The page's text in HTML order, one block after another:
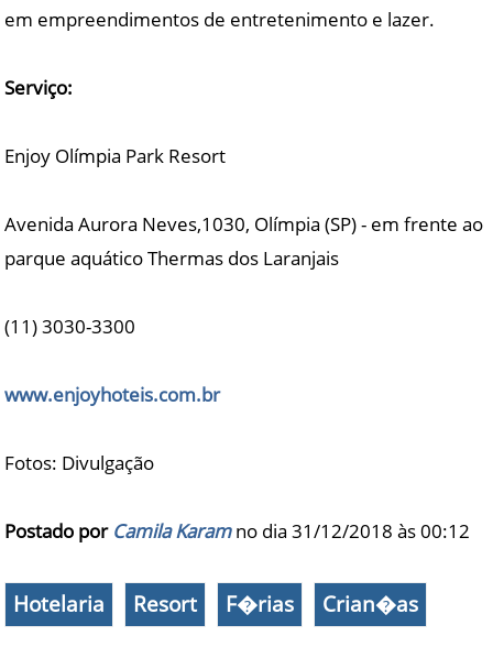
em empreendimentos de entretenimento e lazer.
Serviço:
Enjoy Olímpia Park Resort
Avenida Aurora Neves,1030, Olímpia (SP) - em frente ao
parque aquático Thermas dos Laranjais
(11) 3030-3300
www.enjoyhoteis.com.br
Fotos: Divulgação
Postado por Camila Karamno dia 31/12/2018 às00:12
Hotelaria Resort F�rias Crian�as